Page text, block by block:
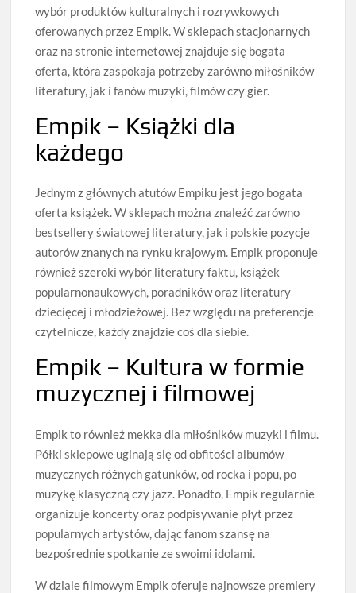
wybór produktów kulturalnych i rozrywkowych
oferowanych przez Empik. W sklepach stacjonarnych
oraz na stronie internetowej znajduje się bogata
oferta, która zaspokaja potrzeby zarówno miłośników
literatury, jak i fanów muzyki, filmów czy gier.
Empik – Książki dla
każdego
Jednym z głównych atutów Empiku jest jego bogata
oferta książek. W sklepach można znaleźć zarówno
bestsellery światowej literatury, jak i polskie pozycje
autorów znanych na rynku krajowym. Empik proponuje
również szeroki wybór literatury faktu, książek
popularnonaukowych, poradników oraz literatury
dziecięcej i młodzieżowej. Bez względu na preferencje
czytelnicze, każdy znajdzie coś dla siebie.
Empik – Kultura w formie
muzycznej i filmowej
Empik to również mekka dla miłośników muzyki i filmu.
Półki sklepowe uginają się od obfitości albumów
muzycznych różnych gatunków, od rocka i popu, po
muzykę klasyczną czy jazz. Ponadto, Empik regularnie
organizuje koncerty oraz podpisywanie płyt przez
popularnych artystów, dając fanom szansę na
bezpośrednie spotkanie ze swoimi idolami.
W dziale filmowym Empik oferuje najnowsze premiery